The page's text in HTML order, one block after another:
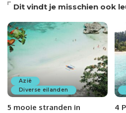
Dit vindt je misschien ook
Azië
Diverse eilanden
5 mooie stranden in
4